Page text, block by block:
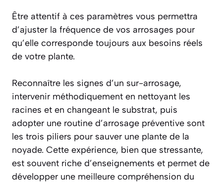
Être attentif à ces paramètres vous permettra
d’ajuster la fréquence de vos arrosages pour
qu’elle corresponde toujours aux besoins réels
de votre plante.
Reconnaître les signes d’un sur-arrosage,
intervenir méthodiquement en nettoyant les
racines et en changeant le substrat, puis
adopter une routine d’arrosage préventive sont
les trois piliers pour sauver une plante de la
noyade. Cette expérience, bien que stressante,
est souvent riche d’enseignements et permet de
développer une meilleure compréhension du